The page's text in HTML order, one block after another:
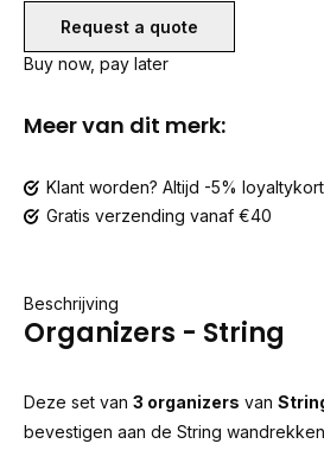
Request a quote
Buy now, pay later
Meer van dit merk:
Klant worden? Altijd -5%
Gratis verzending vanaf €40
Beschrijving
Organizers - String
Deze set van 3 organizers van
bevestigen aan de String